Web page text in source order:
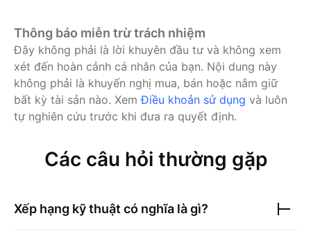
Thông báo miễn trừ trách nhiệm
Đây không phải là lời khuyên đầu tư và không xem
xét đến hoàn cảnh cá nhân của bạn. Nội dung này
không phải là khuyến nghị mua, bán hoặc nắm giữ
bất kỳ tài sản nào. XemĐiều khoản sử dụng và luôn
tự nghiên cứu trước khi đưa ra quyết định.
Các câu hỏi thường gặp
Xếp hạng kỹ thuật có nghĩa là gì?